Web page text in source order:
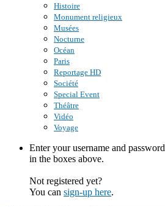
Histoire
Monument religieux
Musées
Nocturne
Océan
Paris
Reportage HD
Société
Special Event
Théâtre
Vidéo
Voyage
Enter your username and password
in the boxes above.
Not registered yet?
You can sign-up here.